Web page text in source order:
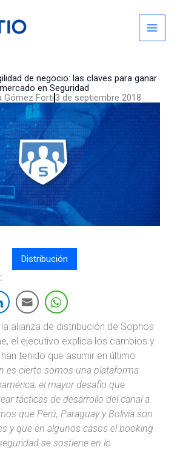
de negocio: las claves para ganar
mercado en Seguridad
Gómez Forti 3 de septiembre 2018
Distribución
alianza de distribución de Sophos
el ejecutivo explica los cambios y
tenido que asumir en último
es cierto somos una plataforma
el mayor desafío que
tácticas de desarrollo del canal a
que Perú, Paraguay y Bolivia son
y que en algunos casos el booking
se sostiene en lo